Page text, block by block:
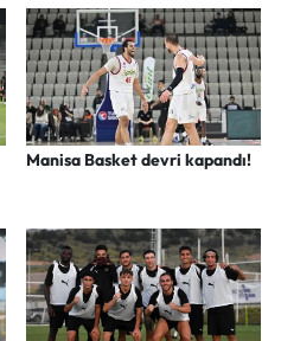
Manisa Basket devri kapandı!